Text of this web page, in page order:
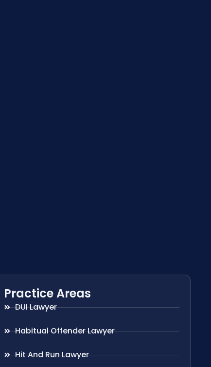
Practice Areas
DUI Lawyer
Habitual Offender Lawyer
Hit And Run Lawyer